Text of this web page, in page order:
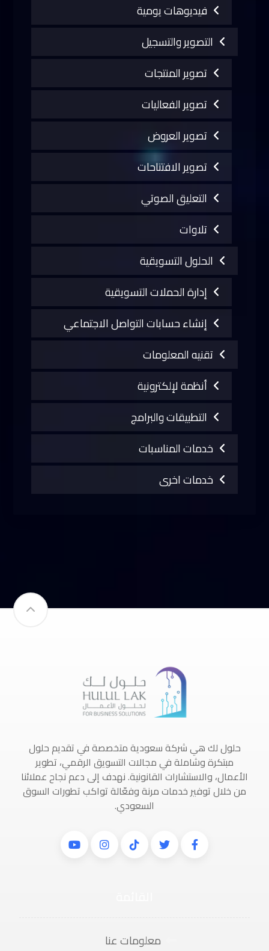
فيديوهات يومية
التصوير والتسجيل
تصوير المنتجات
تصوير الفعاليات
تصوير العروض
تصوير الافتتاحات
التعليق الصوتي
تلاوات
الحلول التسويقية
إدارة الحملات التسويقية
إنشاء حسابات التواصل الاجتماعي
تقنيه المعلومات
أنظمة لإلكترونية
التطبيقات والبرامج
خدمات المناسبات
خدمات اخرى
حلول لك هي شركة سعودية متخصصة في تقديم حلول
مبتكرة وشاملة في مجالات التسويق الرقمي، تطوير
الأعمال، والاستشارات القانونية. نهدف إلى دعم نجاح عملائنا
من خلال توفير خدمات مرنة وفعّالة تواكب تطورات السوق
السعودي.
معلومات عنا